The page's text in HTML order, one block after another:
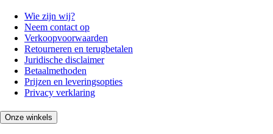
Wie zijn wij?
Neem contact op
Verkoopvoorwaarden
Retourneren en terugbetalen
Juridische disclaimer
Betaalmethoden
Prijzen en leveringsopties
Privacy verklaring
Onze winkels